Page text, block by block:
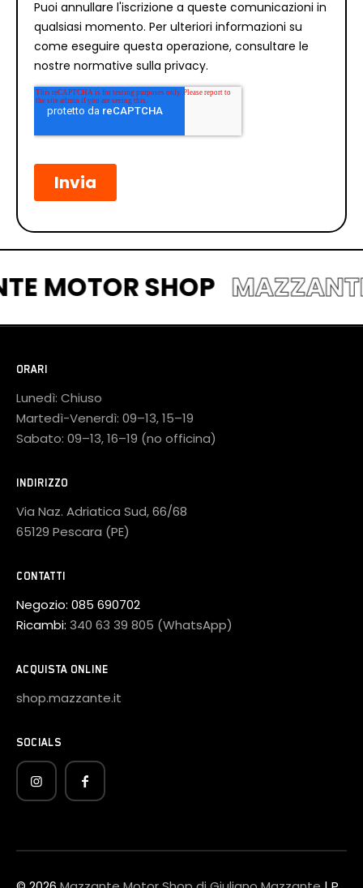
MOTOR SHOP
ORARI
Lunedì: Chiuso
Martedì-Venerdì: 09–13, 15–19
Sabato: 09–13, 16–19 (no officina)
INDIRIZZO
Via Naz. Adriatica Sud, 66/68
65129 Pescara (PE)
CONTATTI
Negozio: 085 690702
Ricambi: 340 63 39 805 (WhatsApp)
ACQUISTA ONLINE
shop.mazzante.it
SOCIALS